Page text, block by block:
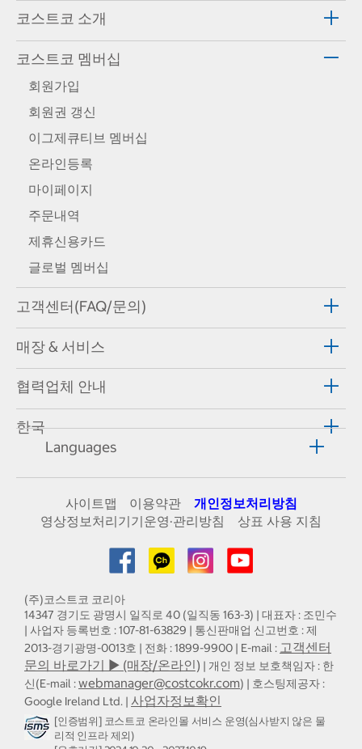
코스트코 소개
코스트코 멤버십
회원가입
회원권 갱신
이그제큐티브 멤버십
온라인등록
마이페이지
주문내역
제휴신용카드
글로벌 멤버십
고객센터(FAQ/문의)
매장 & 서비스
협력업체 안내
한국
Languages
사이트맵 이용약관
개인정보처리방침
영상정보처리기기운영·관리방침
상표 사용 지침
(주)코스트코 코리아
14347 경기도 광명시 일직로 40 (일직동 163-3) | 대표자 : 조민수
| 사업자 등록번호 : 107-81-63829 | 통신판매업 신고번호 : 제
2013-경기광명-0013호 | 전화 : 1899-9900 | E-mail : 고객센터
문의 바로가기 ▶ (매장/온라인) | 개인 정보 보호책임자 : 한
신(E-mail :webmanager@costcokr.com) | 호스팅제공자 :
Google Ireland Ltd. | 사업자정보확인
[인증범위] 코스트코 온라인몰 서비스 운영(심사받지 않은 물
리적 인프라 제외)